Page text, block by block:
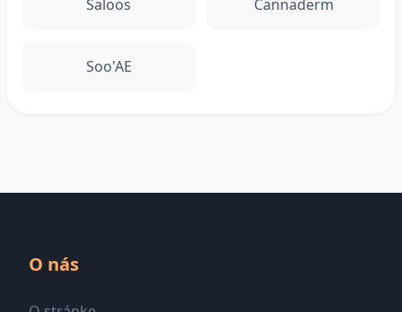
Saloos Cannaderm
Soo'AE
O nás